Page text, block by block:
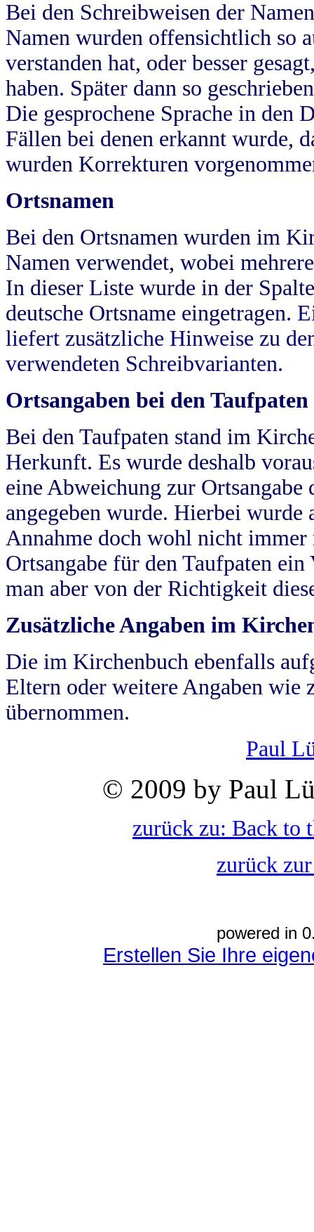
Bei den Schreibweisen der
Namen wurden offensichtlich so
verstanden hat, oder besser
haben. Später dann so
Die gesprochene Sprache in
Fällen bei denen erkannt wurde,
wurden Korrekturen
Ortsnamen
Bei den Ortsnamen wurden im
Namen verwendet, wobei
In dieser Liste wurde in der
deutsche Ortsname eingetragen.
liefert zusätzliche Hinweise zu
verwendeten Schreibvarianten.
Ortsangaben bei den Taufpaten
Bei den Taufpaten stand im
Herkunft. Es wurde deshalb
eine Abweichung zur
angegeben wurde. Hierbei wurde
Annahme doch wohl nicht
Ortsangabe für den Taufpaten
man aber von der Richtigkeit
Zusätzliche Angaben im
Die im Kirchenbuch ebenfalls
Eltern oder weitere Angaben wie
übernommen.
Paul
© 2009 by Paul
zurück zu: Back to
zurück
powered in
Erstellen Sie Ihre